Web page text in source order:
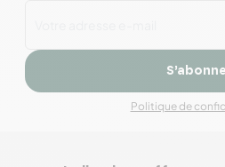
Politique de